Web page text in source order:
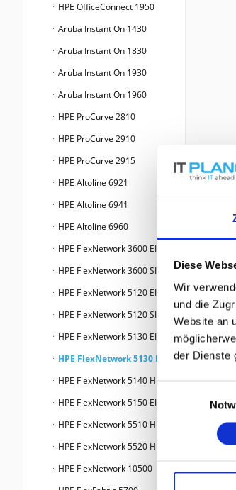
Diese
Wir
und die
Website an
der Dienste
HPE OfficeConnect 1950
Aruba Instant On 1430
Aruba Instant On 1830
Aruba Instant On 1930
Aruba Instant On 1960
HPE ProCurve 2810
HPE ProCurve 2910
HPE ProCurve 2915
HPE Altoline 6921
HPE Altoline 6941
HPE Altoline 6960
HPE FlexNetwork 3600 EI
HPE FlexNetwork 3600 SI
HPE FlexNetwork 5120 EI
HPE FlexNetwork 5120 SI
HPE FlexNetwork 5130 EI
HPE FlexNetwork 5130 HI
HPE FlexNetwork 5140 HI
HPE FlexNetwork 5150 EI
HPE FlexNetwork 5510 HI
HPE FlexNetwork 5520 HI
HPE FlexNetwork 10500